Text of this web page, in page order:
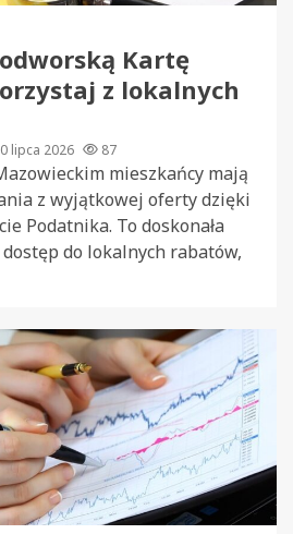
Kartę
z lokalnych
lipca 2026 87
mieszkańcy mają
z wyjątkowej oferty dzięki
Podatnika. To doskonała
do lokalnych rabatów,